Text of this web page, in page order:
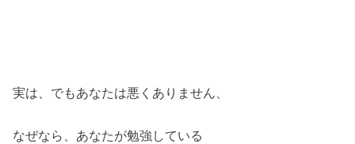
実は、でもあなたは悪くありません、
なぜなら、あなたが勉強している